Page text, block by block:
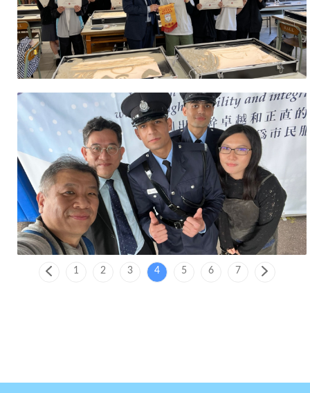
1 2 3 4 5 6 7